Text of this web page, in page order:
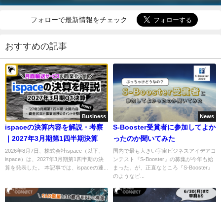
フォローで最新情報をチェック
おすすめの記事
Business
ispaceの決算内容を解説・考察
｜2027年3月期第1四半期決算
2026年8月7日、株式会社ispace（以下、
ispace）は、2027年3月期第1四半期の決
算を発表した。 本記事では、ispaceの連...
News
S-Booster受賞者に参加してよか
ったのか聞いてみた
国内で最も大きい宇宙ビジネスアイデアコ
ンテスト『S-Booster』の募集が今年も始
まった。が、正直なところ『S-Booster』
のようなビ...